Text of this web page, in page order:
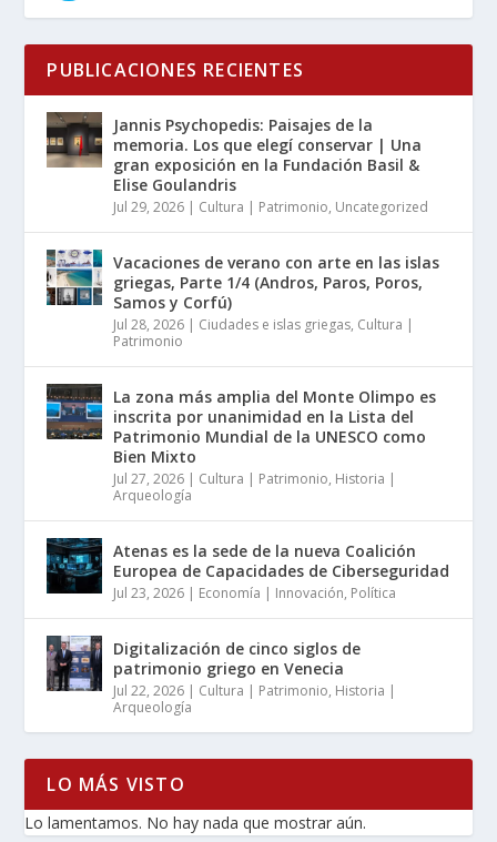
PUBLICACIONES RECIENTES
Jannis Psychopedis: Paisajes de la
memoria. Los que elegí conservar | Una
gran exposición en la Fundación Basil &
Elise Goulandris
Jul 29, 2026 | Cultura | Patrimonio, Uncategorized
Vacaciones de verano con arte en las islas
griegas, Parte 1/4 (Andros, Paros, Poros,
Samos y Corfú)
Jul 28, 2026 | Ciudades e islas griegas, Cultura |
Patrimonio
La zona más amplia del Monte Olimpo es
inscrita por unanimidad en la Lista del
Patrimonio Mundial de la UNESCO como
Bien Mixto
Jul 27, 2026 | Cultura | Patrimonio, Historia |
Arqueología
Atenas es la sede de la nueva Coalición
Europea de Capacidades de Ciberseguridad
Jul 23, 2026 | Economía | Innovación, Política
Digitalización de cinco siglos de
patrimonio griego en Venecia
Jul 22, 2026 | Cultura | Patrimonio, Historia |
Arqueología
LO MÁS VISTO
Lo lamentamos. No hay nada que mostrar aún.